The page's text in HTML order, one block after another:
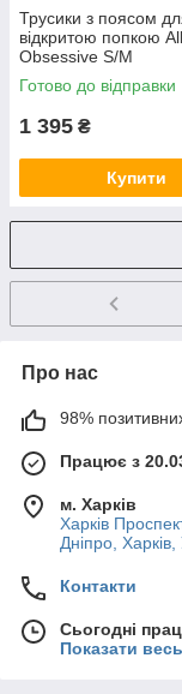
Трусики з поясом
відкритою попкою
Obsessive S/M
Готово до відправки
1 395 ₴
Купити
Про нас
98% позитивних
Працює з
м. Харків
Харків
Дніпро, Харків,
Контакти
Сьогодні
Показати